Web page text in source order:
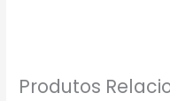
Produtos